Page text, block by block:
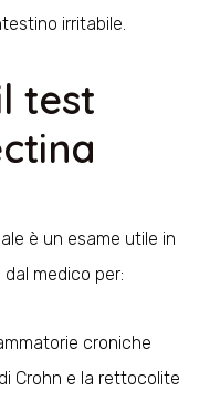
irritabile.
test
è un esame utile in
medico per:
croniche
Crohn e la rettocolite